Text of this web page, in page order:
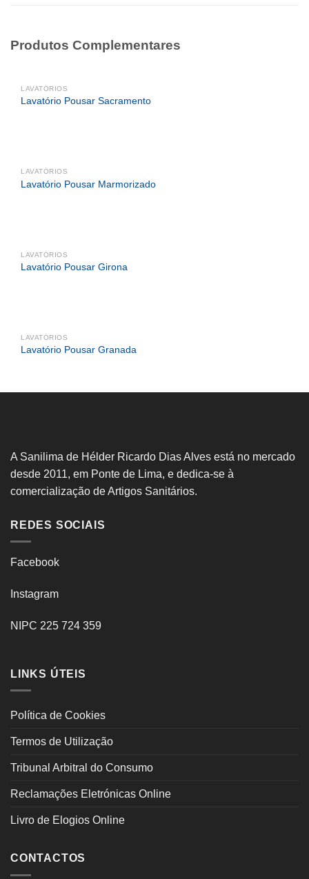
Produtos Complementares
LAVATÓRIOS
Lavatório Pousar Sacramento
LAVATÓRIOS
Lavatório Pousar Marmorizado
LAVATÓRIOS
Lavatório Pousar Girona
LAVATÓRIOS
Lavatório Pousar Granada
A Sanilima de Hélder Ricardo Dias Alves está no mercado
desde 2011, em Ponte de Lima, e dedica-se à
comercialização de Artigos Sanitários.
REDES SOCIAIS
Facebook
Instagram
NIPC 225 724 359
LINKS ÚTEIS
Política de Cookies
Termos de Utilização
Tribunal Arbitral do Consumo
Reclamações Eletrónicas Online
Livro de Elogios Online
CONTACTOS